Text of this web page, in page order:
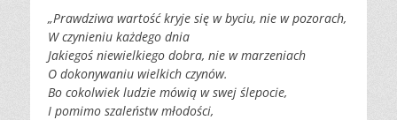
„Prawdziwa wartość kryje się w byciu, nie w pozorach,
W czynieniu każdego dnia
Jakiegoś niewielkiego dobra, nie w marzeniach
O dokonywaniu wielkich czynów.
Bo cokolwiek ludzie mówią w swej ślepocie,
I pomimo szaleństw młodości,